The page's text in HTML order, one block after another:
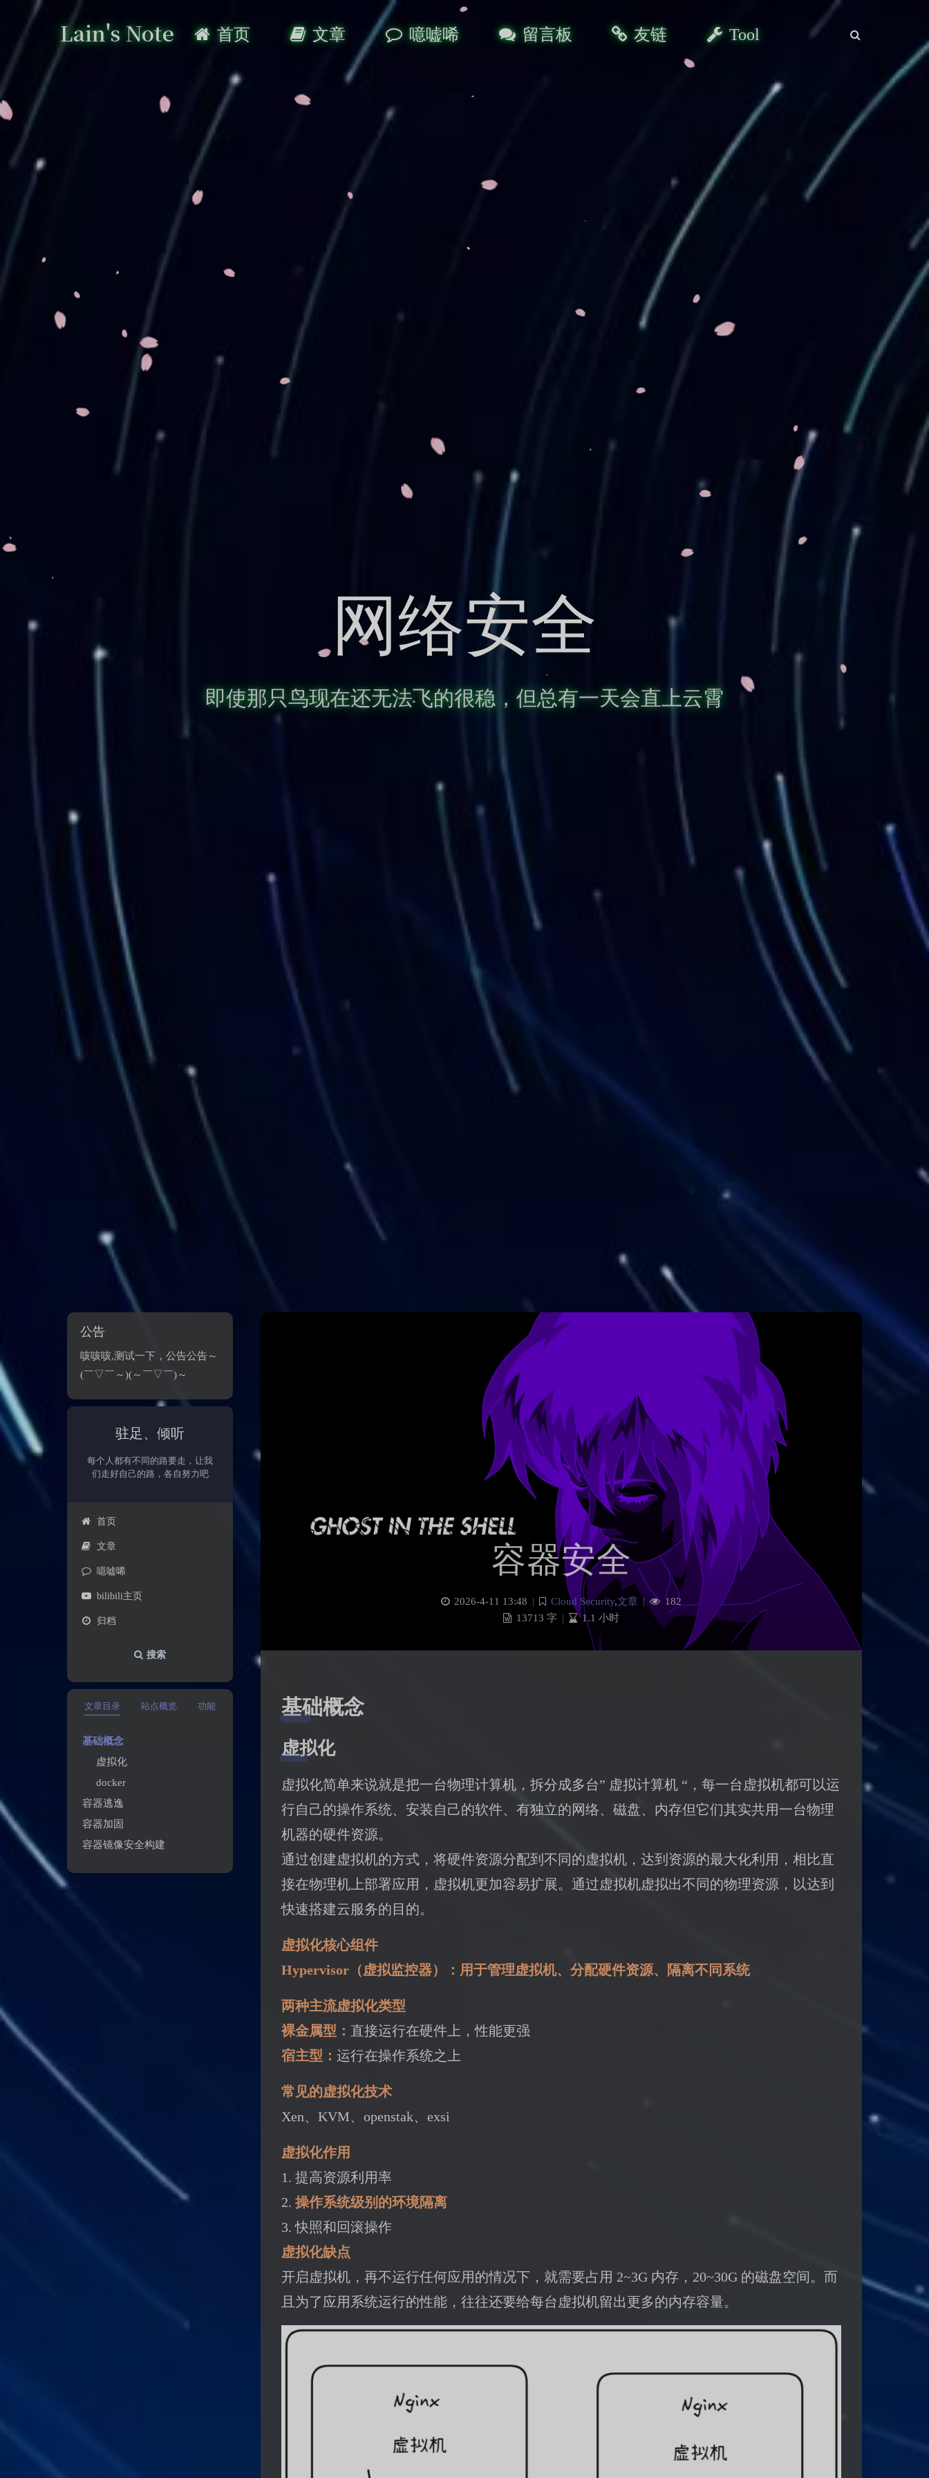
Lain's Note 首页 文章 噫嘘唏 留言板 友链 Tool
网络安全
即使那只鸟现在还无法飞的很稳，但总有一天会直上云霄
公告
咳咳咳,测试一下，公告公告～
(￣▽￣～)(～￣▽￣)～
驻足、倾听
每个人都有不同的路要走，让我
们走好自己的路，各自努力吧
首页
文章
噫嘘唏
bilibili主页
归档
搜索
文章目录 站点概览 功能
基础概念
虚拟化
docker
容器逃逸
容器加固
容器镜像安全构建
容器安全
2026-4-11 13:48 | Cloud Security,文章 |
182
13713 字 | 1.1 小时
基础概念
虚拟化
虚拟化简单来说就是把一台物理计算机，拆分成多台” 虚拟计算机 “，每一台虚拟机都可以运
行自己的操作系统、安装自己的软件、有独立的网络、磁盘、内存但它们其实共用一台物理
机器的硬件资源。
通过创建虚拟机的方式，将硬件资源分配到不同的虚拟机，达到资源的最大化利用，相比直
接在物理机上部署应用，虚拟机更加容易扩展。通过虚拟机虚拟出不同的物理资源，以达到
快速搭建云服务的目的。
虚拟化核心组件
Hypervisor（虚拟监控器）：用于管理虚拟机、分配硬件资源、隔离不同系统
两种主流虚拟化类型
裸金属型： 直接运行在硬件上，性能更强
宿主型： 运行在操作系统之上
常见的虚拟化技术
Xen、KVM、openstak、exsi
虚拟化作用
1. 提高资源利用率
2. 操作系统级别的环境隔离
3. 快照和回滚操作
虚拟化缺点
开启虚拟机，再不运行任何应用的情况下，就需要占用 2~3G 内存，20~30G 的磁盘空间。而
且为了应用系统运行的性能，往往还要给每台虚拟机留出更多的内存容量。